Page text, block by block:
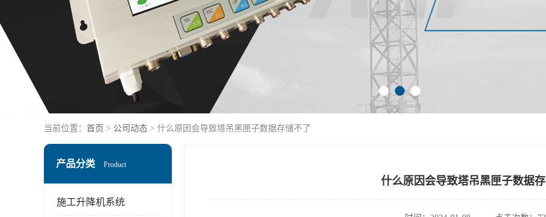
当前位置： 首页 > 公司动态 > 什么原因会导致塔吊黑匣子数据存储不了
产品分类 Product
施工升降机系统
什么原因会导致塔吊黑匣子数据